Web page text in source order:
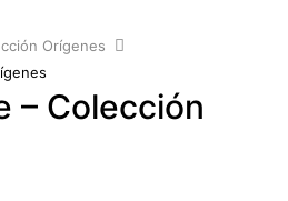
Orígenes
– Colección